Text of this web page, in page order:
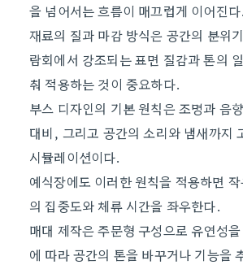
을 넘어서는 흐름이 매끄럽게 이어진다.
재료의 질과 마감 방식은 공간의 분위
람회에서 강조되는 표면 질감과 톤의
춰 적용하는 것이 중요하다.
부스 디자인의 기본 원칙은 조명과 음
대비, 그리고 공간의 소리와 냄새까지
시뮬레이션이다.
예식장에도 이러한 원칙을 적용하면
의 집중도와 체류 시간을 좌우한다.
매대 제작은 주문형 구성으로 유연성
에 따라 공간의 톤을 바꾸거나 기능을